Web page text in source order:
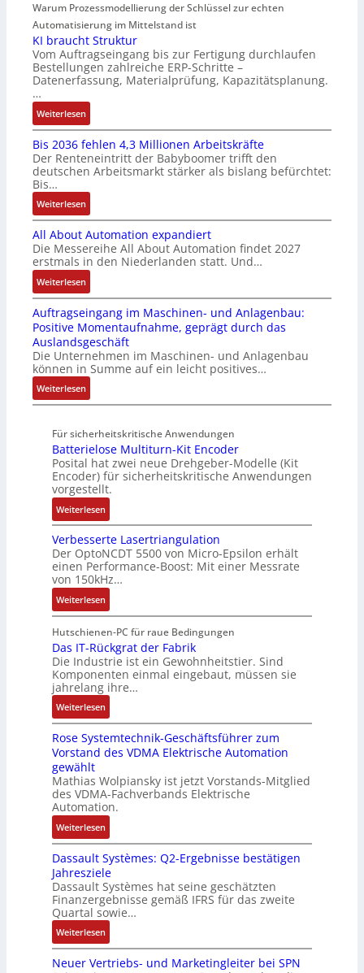
t
i
o
n
i
F
a
n
u
c
C
-
S
y
t
e
m
e
f
i
z
i
e
u
n
b
e
ä
t
i
g
R
e
i
e
g
a
L
3
f
ü
r
s
i
c
h
e
r
e
E
n
t
w
i
c
k
l
u
n
g
r
t
f
ü
r
m
u
l
t
i
v
r
i
b
l
e
S
e
u
e
r
u
n
a
h
t
l
o
s
e
I
n
t
e
g
r
a
t
i
o
n
v
o
n
A
G
V
u
n
d
o
b
o
t
Warum Prozessmodellierung der Schlüssel zur echten
Automatisierung im Mittelstand ist
KI braucht Struktur
Vom Auftragseingang bis zur Fertigung durchlaufen
Bestellungen zahlreiche ERP-Schritte –
Datenerfassung, Materialprüfung, Kapazitätsplanung.
…
Weiterlesen:
K
I
b
r
a
u
c
h
t
S
t
r
u
k
t
u
r
Bis 2036 fehlen 4,3 Millionen Arbeitskräfte
Der Renteneintritt der Babyboomer trifft den
deutschen Arbeitsmarkt stärker als bislang befürchtet:
Bis…
Weiterlesen:
B
i
s
2
0
3
6
f
e
h
l
e
n
,
3
M
i
l
l
i
o
n
e
n
A
r
b
e
i
t
s
k
r
ä
f
t
e
All About Automation expandiert
Die Messereihe All About Automation findet 2027
erstmals in den Niederlanden statt. Und…
Weiterlesen:
A
l
l
A
b
o
u
t
u
t
o
m
a
t
i
o
n
e
x
p
a
n
d
i
e
r
t
Auftragseingang im Maschinen- und Anlagenbau:
Positive Momentaufnahme, geprägt durch das
Auslandsgeschäft
Die Unternehmen im Maschinen- und Anlagenbau
können in Summe auf ein leicht positives…
Weiterlesen:
A
f
t
r
a
g
s
e
i
n
g
a
n
g
i
m
M
a
s
c
h
i
n
e
n
-
A
n
l
a
g
e
n
Für sicherheitskritische Anwendungen
Batterielose Multiturn-Kit Encoder
Posital hat zwei neue Drehgeber-Modelle (Kit
Encoder) für sicherheitskritische Anwendungen
vorgestellt.
Weiterlesen:
B
a
t
t
e
r
i
e
l
o
s
e
M
u
l
t
t
u
r
n
-
K
i
t
E
n
c
Verbesserte Lasertriangulation
Der OptoNCDT 5500 von Micro-Epsilon erhält
einen Performance-Boost: Mit einer Messrate
von 150kHz…
Weiterlesen:
V
e
r
b
e
s
s
e
r
t
L
a
s
e
r
t
r
i
a
n
g
Hutschienen-PC für raue Bedingungen
Das IT-Rückgrat der Fabrik
Die Industrie ist ein Gewohnheitstier. Sind
Komponenten einmal eingebaut, müssen sie
jahrelang ihre…
Weiterlesen:
D
a
s
T
-
R
ü
c
k
g
r
a
t
d
e
r
Rose Systemtechnik-Geschäftsführer zum
Vorstand des VDMA Elektrische Automation
gewählt
Mathias Wolpiansky ist jetzt Vorstands-Mitglied
des VDMA-Fachverbands Elektrische
Automation.
Weiterlesen:
R
o
s
e
S
y
s
t
e
Dassault Systèmes: Q2-Ergebnisse bestätigen
Jahresziele
Dassault Systèmes hat seine geschätzten
Finanzergebnisse gemäß IFRS für das zweite
Quartal sowie…
Weiterlesen:
D
a
Neuer Vertriebs- und Marketingleiter bei SPN